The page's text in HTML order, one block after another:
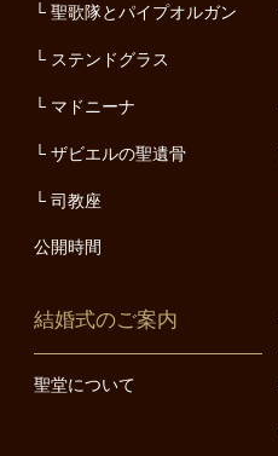
聖歌隊とパイプオルガン
ステンドグラス
マドニーナ
ザビエルの聖遺骨
司教座
公開時間
結婚式のご案内
聖堂について